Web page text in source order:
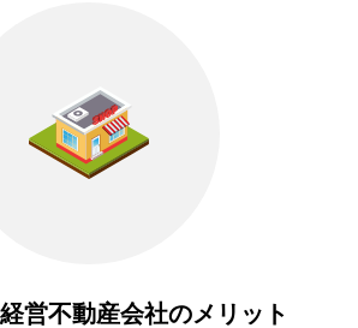
営不動産会社のメリット